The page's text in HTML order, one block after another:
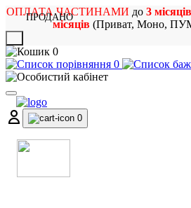
ОПЛАТА ЧАСТИНАМИ до 3 місяців
місяців(Приват, Моно,
0
0
0
ПРОДАНО